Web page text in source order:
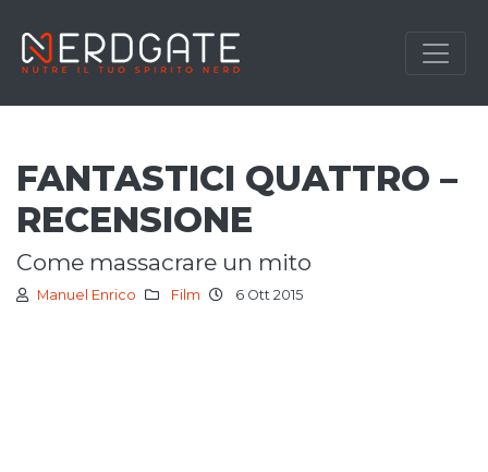
FANTASTICI QUATTRO –
RECENSIONE
come massacrare un mito
Manuel Enrico Film 6 Ott 2015